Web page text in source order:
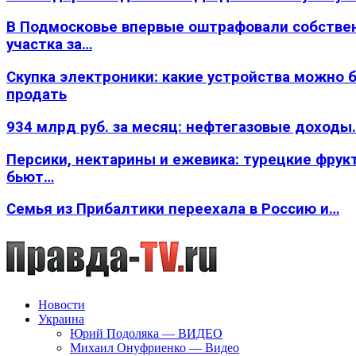
В Подмосковье впервые оштрафовали
участка за…
Скупка электроники: какие устройства можно
продать
934 млрд руб. за месяц: нефтегазовые
Персики, нектарины и ежевика: турецкие
бьют…
Семья из Прибалтики переехала в Россию и…
Новости
Украина
Юрий Подоляка — ВИДЕО
Михаил Онуфриенко — Видео